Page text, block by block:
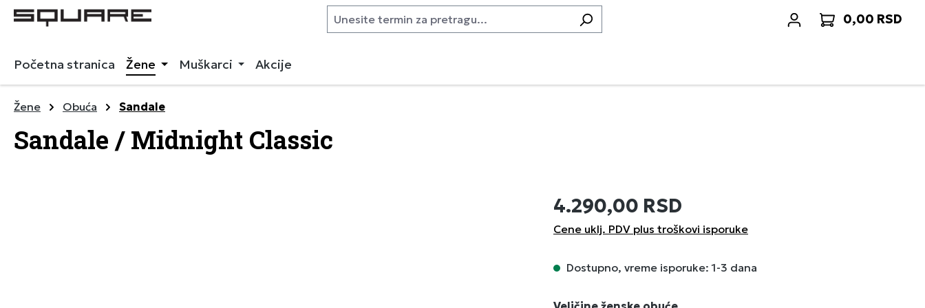
Preskoči na glavnu navigaciju 0,00 RSD
Početna stranica Žene Muškarci Akcije
Žene Obuća Sandale
Sandale / Midnight Classic
4.290,00 RSD
Cene uklj. PDV plus troškovi isporuke
Dostupno, vreme isporuke: 1-3 dana
Izaberi